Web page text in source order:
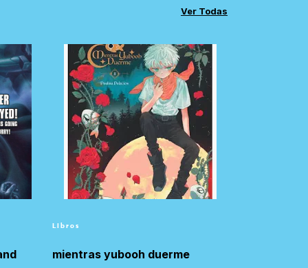
Ver Todas
Libros
mientras yubooh duerme